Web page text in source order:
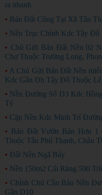
ra nhanh
• Bán Đất Công Tại Xã Tân
• Nền Trục Chính Kdc Tây Đô
• Chủ Gửi Bán Đất Nền 02
Chợ Thuộc Trường Long,
• A Chủ Gửi Bán Đất Nền
Kdc Gần Đh Tây Đô Thuộc
• Nền Đường Số D3 Kdc
Tỷ
• Cặp Nền Kdc Minh Trí
• Bán Đất Vườn Bán Hơn 1
Thuộc Tân Phú Thạnh, Châu
• Đất Nền Ngã Bảy
• Nền 150m2 Cái Răng 590
• Chính Chủ Cần Bán Nền
Gần D10